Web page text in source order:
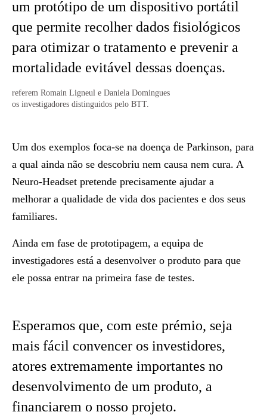
um protótipo de um dispositivo portátil
que permite recolher dados fisiológicos
para otimizar o tratamento e prevenir a
mortalidade evitável dessas doenças.
referem Romain Ligneul e Daniela Domingues
os investigadores distinguidos pelo BTT.
Um dos exemplos foca-se na doença de Parkinson, para
a qual ainda não se descobriu nem causa nem cura. A
Neuro-Headset pretende precisamente ajudar a
melhorar a qualidade de vida dos pacientes e dos seus
familiares.
Ainda em fase de prototipagem, a equipa de
investigadores está a desenvolver o produto para que
ele possa entrar na primeira fase de testes.
Esperamos que, com este prémio, seja
mais fácil convencer os investidores,
atores extremamente importantes no
desenvolvimento de um produto, a
financiarem o nosso projeto.